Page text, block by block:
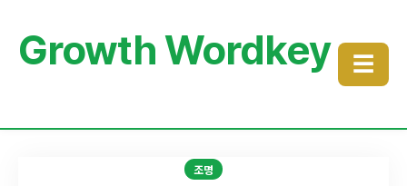
Growth Wordkey ☰
조명